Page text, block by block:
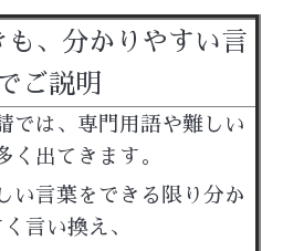
、分かりやすい言
ご説明
では、専門用語や難しい
く出てきます。
い言葉をできる限り分か
言い換え、